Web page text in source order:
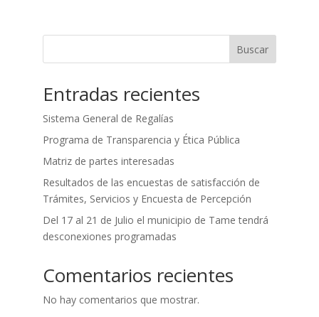
Buscar
Entradas recientes
Sistema General de Regalías
Programa de Transparencia y Ética Pública
Matriz de partes interesadas
Resultados de las encuestas de satisfacción de
Trámites, Servicios y Encuesta de Percepción
Del 17 al 21 de Julio el municipio de Tame tendrá
desconexiones programadas
Comentarios recientes
No hay comentarios que mostrar.